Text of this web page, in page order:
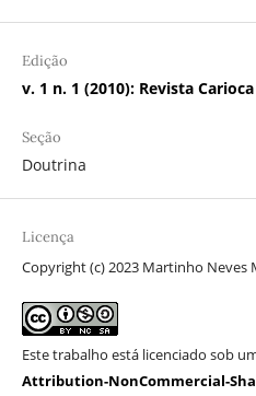
Edição
v. 1 n. 1 (2010): Revista
Seção
Doutrina
Licença
Copyright (c) 2023 Martinho Neves
Este trabalho está licenciado sob
Attribution-NonCommercial-